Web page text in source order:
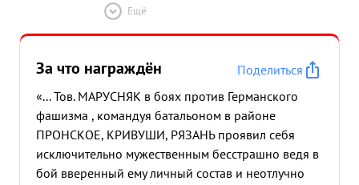
Ещё
За что награждён
Поделиться
«... Тов. МАРУСНЯК в боях против Германского
фашизма , командуя батальоном в районе
ПРОНСКОЕ, КРИВУШИ, РЯЗАНЬ проявил себя
исключительно мужественным бесстрашно ведя в
бой вверенный ему личный состав и неотлучно